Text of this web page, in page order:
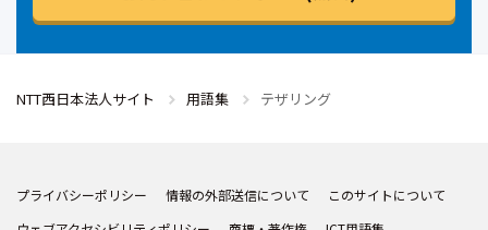
NTT西日本法人サイト 用語集 テザリング
プライバシーポリシー 情報の外部送信について
このサイトについて